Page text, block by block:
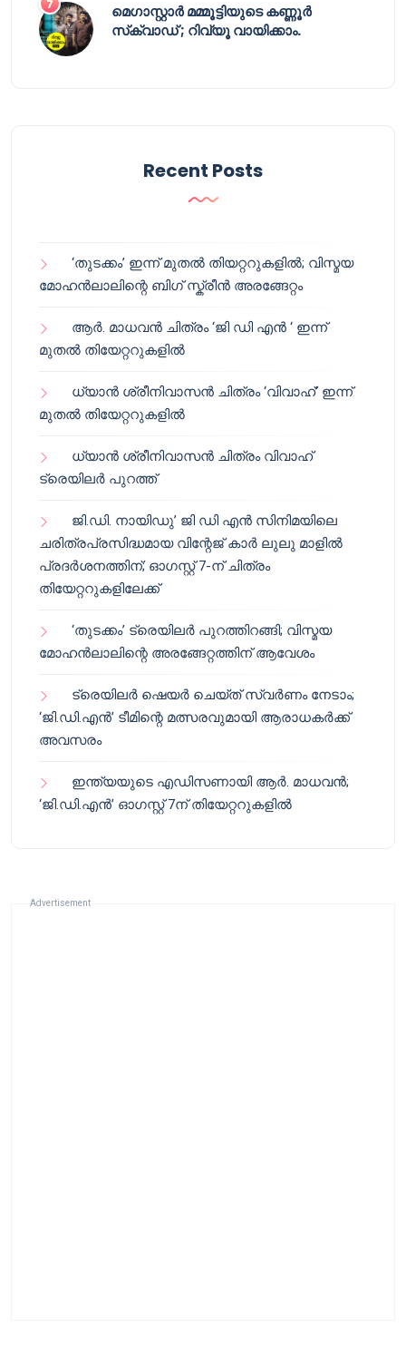
മെഗാസ്റ്റാർ മമ്മൂട്ടിയുടെ കണ്ണൂർ
സ്‌ക്വാഡ് ; റിവ്യൂ വായിക്കാം.
Recent Posts
‘തുടക്കം’ ഇന്ന് മുതൽ തിയറ്ററുകളിൽ; വിസ്മയ
മോഹൻലാലിന്റെ ബിഗ് സ്ക്രീൻ അരങ്ങേറ്റം
ആർ. മാധവൻ ചിത്രം ‘ജി ഡി എൻ ‘ ഇന്ന്
മുതൽ തിയേറ്ററുകളിൽ
ധ്യാൻ ശ്രീനിവാസൻ ചിത്രം ‘വിവാഹ്’ ഇന്ന്
മുതൽ തിയേറ്ററുകളിൽ
ധ്യാൻ ശ്രീനിവാസൻ ചിത്രം വിവാഹ്
ട്രെയിലർ പുറത്ത്
ജി.ഡി. നായിഡു’ ജി ഡി എൻ സിനിമയിലെ
ചരിത്രപ്രസിദ്ധമായ വിന്റേജ് കാർ ലുലു മാളിൽ
പ്രദർശനത്തിന്; ഓഗസ്റ്റ് 7-ന് ചിത്രം
തിയേറ്ററുകളിലേക്ക്
‘തുടക്കം’ ട്രെയിലർ പുറത്തിറങ്ങി; വിസ്മയ
മോഹൻലാലിന്റെ അരങ്ങേറ്റത്തിന് ആവേശം
ട്രെയിലർ ഷെയർ ചെയ്‌ത് സ്വർണം നേടാം;
‘ജി.ഡി.എൻ’ ടീമിന്റെ മത്സരവുമായി ആരാധകർക്ക്
അവസരം
ഇന്ത്യയുടെ എഡിസണായി ആർ. മാധവൻ;
‘ജി.ഡി.എൻ’ ഓഗസ്റ്റ് 7ന് തിയേറ്ററുകളിൽ
Advertisement